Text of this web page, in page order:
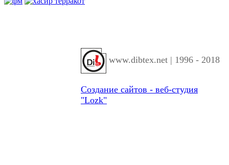
www.dibtex.net | 1996 - 2018
Создание сайтов - веб-студия
"Lozk"